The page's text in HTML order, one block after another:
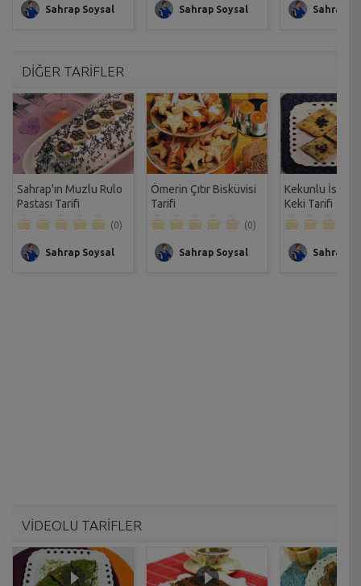
Sahrap Soysal Sahrap Soysal Sahrap
DİĞER TARİFLER
Sahrap'ın Muzlu Rulo
Pastası Tarifi
(0)
Sahrap Soysal
Ömerin Çıtır Bisküvisi
Tarifi
(0)
Sahrap Soysal
Kekunlu İsveç
Keki Tarifi
Sahrap
VİDEOLU TARİFLER